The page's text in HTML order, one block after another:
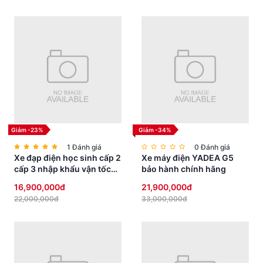
của DAHON.
Phần bản lề chính được rèn nguyên khối thay vì sử dụng
phương pháp gia công đơn giản.
Giảm -23%
1 Đánh giá
Xe đạp điện học sinh cấp 2
cấp 3 nhập khẩu vận tốc
16,900,000đ
22,000,000đ
Giảm -34%
0 Đánh giá
Xe máy điện YADEA G5
bảo hành chính hãng
21,900,000đ
33,000,000đ